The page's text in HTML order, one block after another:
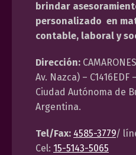
brindar
personalizado en
contable, laboral y
Dirección:
Av. Nazca) –
Ciudad Autónoma de
Argentina.
Tel/Fax: 4585-3779/
Cel: 15-5143-5065